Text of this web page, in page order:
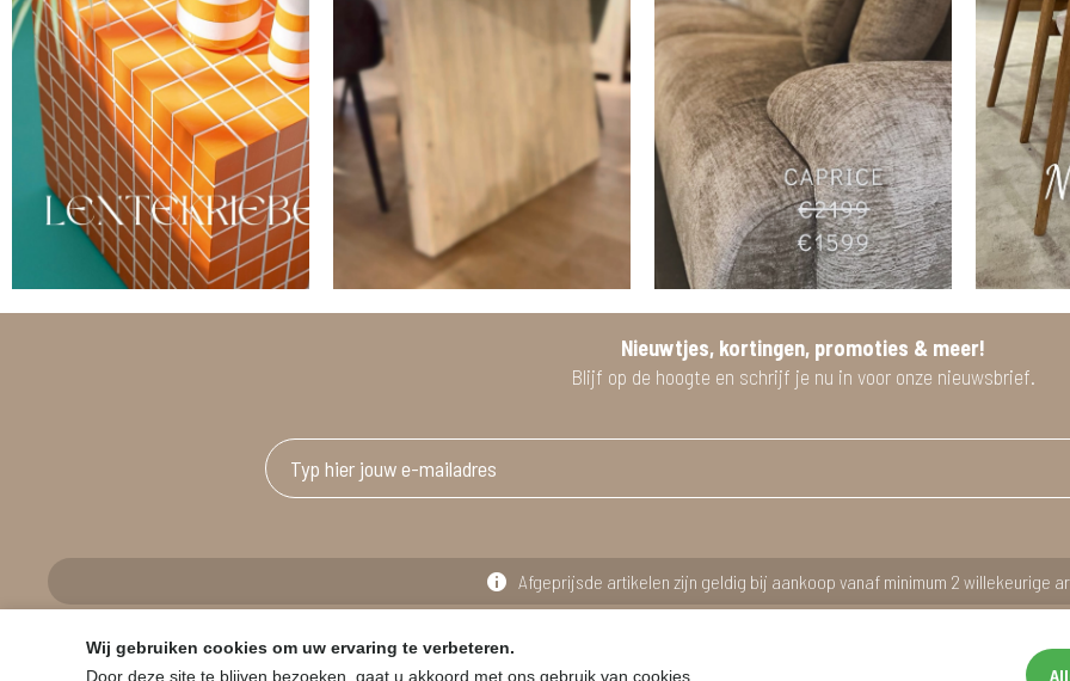
Nieuwtjes, kortingen, promoties & meer!
Blijf op de hoogte en schrijf je nu in voor onze nieuwsbrief.
Afgeprijsde artikelen zijn geldig bij aankoop vanaf minimum 2 willekeurige
© HOUSE & GARDEN - Zuiderdijk 25, 9230 Wetteren
Wij gebruiken cookies om uw ervaring te verbeteren.
Door deze site te blijven bezoeken, gaat u akkoord met ons gebruik van cookies.